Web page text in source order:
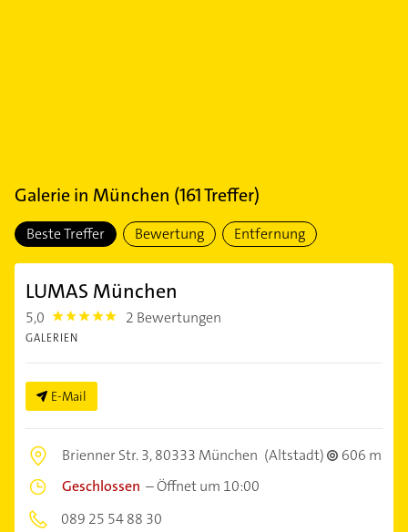
Galeriein München (161Treffer)
Beste Treffer Bewertung Entfernung
LUMAS München
5,0 5.0 2 Bewertungen
GALERIEN
E-Mail
Brienner Str. 3,80333 München (Altstadt)
606 m
Geschlossen –Öffnet um 10:00
089 25 54 88 30